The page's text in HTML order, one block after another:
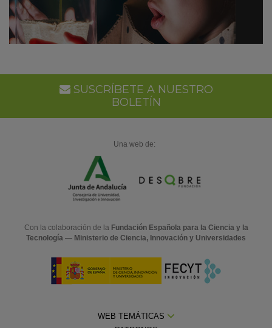
SUSCRÍBETE A NUESTRO
BOLETÍN
Una web de:
Con la colaboración de la Fundación Española para la Ciencia y la
Tecnología — Ministerio de Ciencia, Innovación y Universidades
WEB TEMÁTICAS